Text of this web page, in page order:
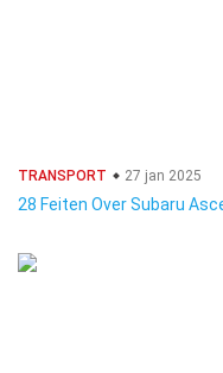
TRANSPORT 27 jan 2025
28 Feiten Over Subaru